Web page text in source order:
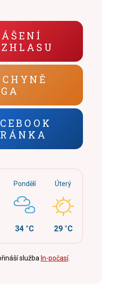
Pondělí
34 °C
Úterý
29 °C
služba In-počasí.